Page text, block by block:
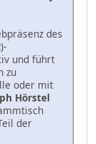
des
und führt
zu
oder mit
Hörstel
der